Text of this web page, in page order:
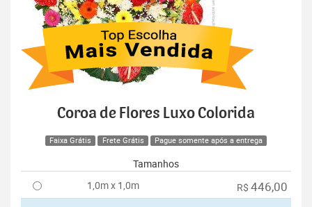
Coroa de Flores Luxo Colorida
Faixa Grátis Frete Grátis Pague somente após a entrega
Tamanhos
1,0m x 1,0m
R$ 446,00